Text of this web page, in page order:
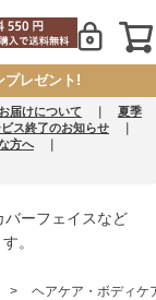
プレゼント!
届けについて ｜ 夏季
ス終了のお知らせ ｜
方へ｜
バーフェイスなど
。
ヘアケア・ボディケ